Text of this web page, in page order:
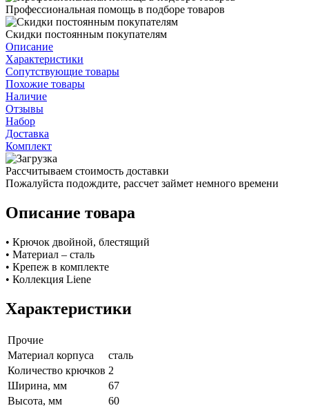
Профессиональная помощь в подборе товаров
Скидки постоянным покупателям
Описание
Характеристики
Сопутствующие товары
Похожие товары
Наличие
Отзывы
Набор
Доставка
Комплект
Рассчитываем стоимость доставки
Пожалуйста подождите, рассчет займет немного времени
Описание товара
• Крючок двойной, блестящий
• Материал – сталь
• Крепеж в комплекте
• Коллекция Liene
Характеристики
Прочие
Материал корпуса
сталь
Количество крючков 2
Ширина, мм
67
Высота, мм
60